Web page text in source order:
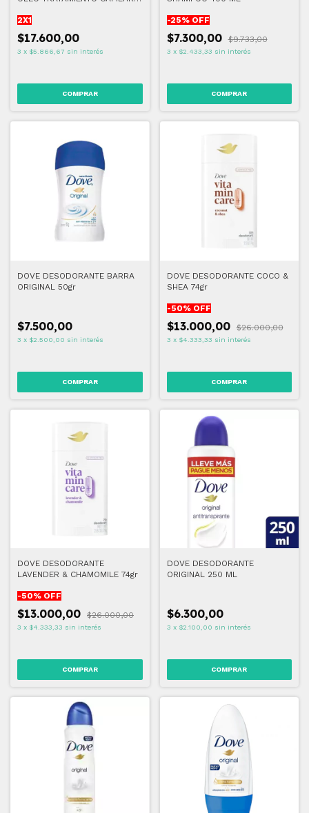
2X1
$17.600,00
3 x $5.866,67 sin interés
-25% OFF
$7.300,00 $9.733,00
3 x $2.433,33 sin interés
DOVE DESODORANTE BARRA
ORIGINAL 50gr
$7.500,00
3 x $2.500,00 sin interés
DOVE DESODORANTE COCO &
SHEA 74gr
-50% OFF
$13.000,00 $26.000,00
3 x $4.333,33 sin interés
DOVE DESODORANTE
LAVENDER & CHAMOMILE 74gr
-50% OFF
$13.000,00 $26.000,00
3 x $4.333,33 sin interés
DOVE DESODORANTE
ORIGINAL 250 ML
$6.300,00
3 x $2.100,00 sin interés